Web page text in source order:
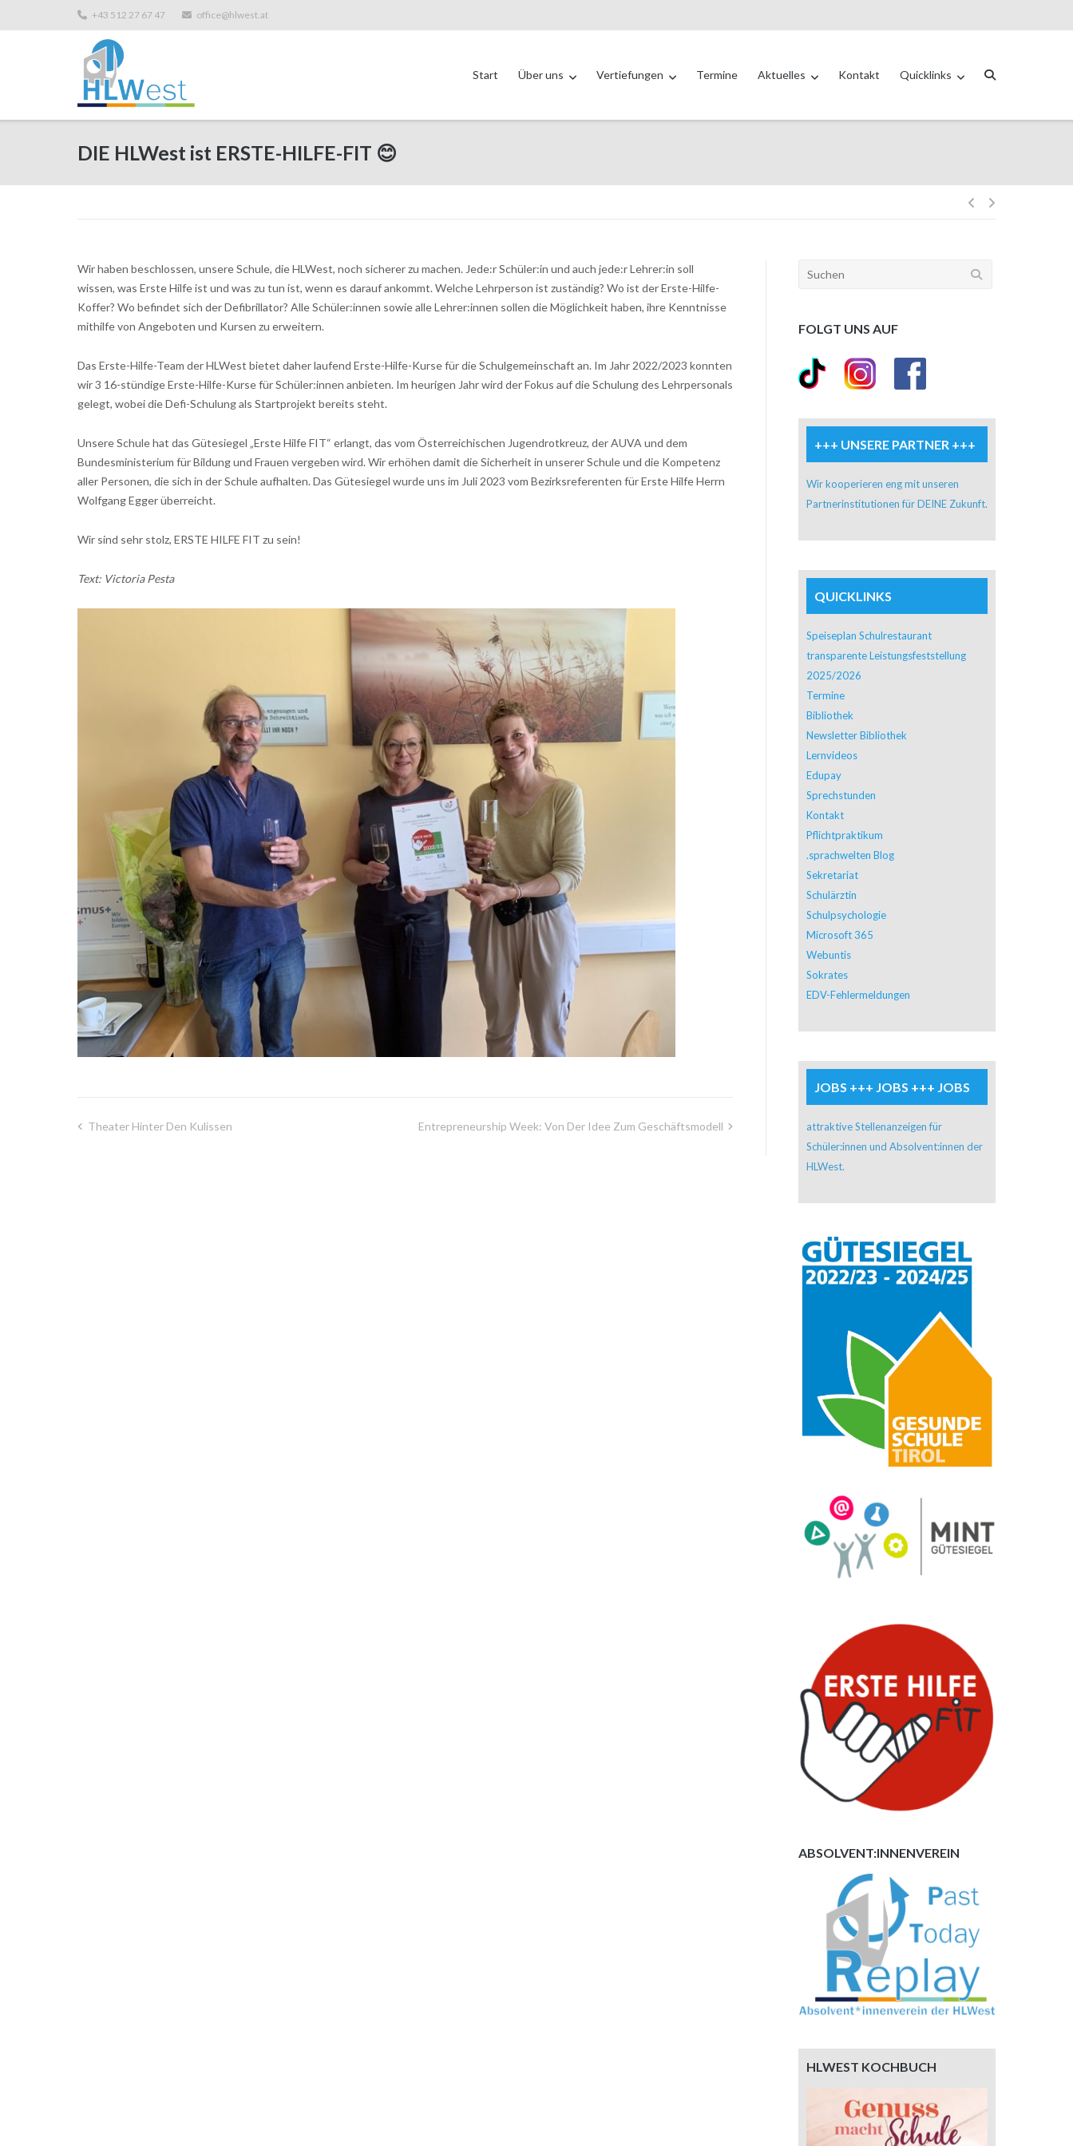
+43 512 27 67 47 office@hlwest.at
Start Über uns Vertiefungen Termine Aktuelles Kontakt Quicklinks
DIE HLWest ist ERSTE-HILFE-FIT 😊
Wir haben beschlossen, unsere Schule, die HLWest, noch sicherer zu machen. Jede:r Schüler:in und auch jede:r Lehrer:in soll
wissen, was Erste Hilfe ist und was zu tun ist, wenn es darauf ankommt. Welche Lehrperson ist zuständig? Wo ist der Erste-Hilfe-
Koffer? Wo befindet sich der Defibrillator? Alle Schüler:innen sowie alle Lehrer:innen sollen die Möglichkeit haben, ihre Kenntnisse
mithilfe von Angeboten und Kursen zu erweitern.
Das Erste-Hilfe-Team der HLWest bietet daher laufend Erste-Hilfe-Kurse für die Schulgemeinschaft an. Im Jahr 2022/2023 konnten
wir 3 16-stündige Erste-Hilfe-Kurse für Schüler:innen anbieten. Im heurigen Jahr wird der Fokus auf die Schulung des Lehrpersonals
gelegt, wobei die Defi-Schulung als Startprojekt bereits steht.
Unsere Schule hat das Gütesiegel „Erste Hilfe FIT“ erlangt, das vom Österreichischen Jugendrotkreuz, der AUVA und dem
Bundesministerium für Bildung und Frauen vergeben wird. Wir erhöhen damit die Sicherheit in unserer Schule und die Kompetenz
aller Personen, die sich in der Schule aufhalten. Das Gütesiegel wurde uns im Juli 2023 vom Bezirksreferenten für Erste Hilfe Herrn
Wolfgang Egger überreicht.
Wir sind sehr stolz, ERSTE HILFE FIT zu sein!
Text: Victoria Pesta
Theater Hinter Den Kulissen Entrepreneurship Week: Von Der Idee Zum Geschäftsmodell
FOLGT UNS AUF
+++ UNSERE PARTNER +++
Wir kooperieren eng mit unseren
Partnerinstitutionen für DEINE Zukunft.
QUICKLINKS
Speiseplan Schulrestaurant
transparente Leistungsfeststellung
2025/2026
Termine
Bibliothek
Newsletter Bibliothek
Lernvideos
Edupay
Sprechstunden
Kontakt
Pflichtpraktikum
.sprachwelten Blog
Sekretariat
Schulärztin
Schulpsychologie
Microsoft 365
Webuntis
Sokrates
EDV-Fehlermeldungen
JOBS +++ JOBS +++ JOBS
attraktive Stellenanzeigen für
Schüler:innen und Absolvent:innen der
HLWest.
ABSOLVENT:INNENVEREIN
HLWEST KOCHBUCH